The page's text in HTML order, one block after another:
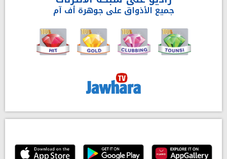
جميع الأذواق على جوهرة أف آم